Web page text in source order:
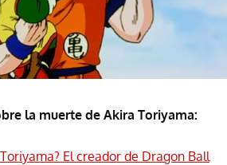
la muerte de Akira Toriyama:
El creador de Dragon Ball